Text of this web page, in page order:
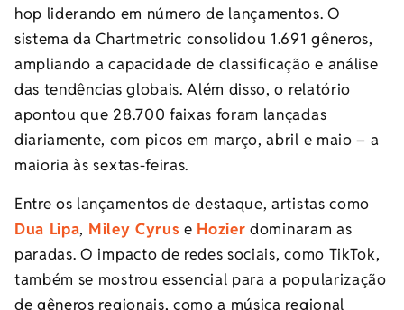
hop liderando em número de lançamentos. O
sistema da Chartmetric consolidou 1.691 gêneros,
ampliando a capacidade de classificação e análise
das tendências globais. Além disso, o relatório
apontou que 28.700 faixas foram lançadas
diariamente, com picos em março, abril e maio – a
maioria às sextas-feiras.
Entre os lançamentos de destaque, artistas como
Dua Lipa, Miley Cyrus e Hozier dominaram as
paradas. O impacto de redes sociais, como TikTok,
também se mostrou essencial para a popularização
de gêneros regionais, como a música regional